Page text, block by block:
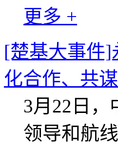
更多 +
[楚基大事件]
化合作、共
3月22日，
领导和航